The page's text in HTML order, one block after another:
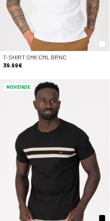
T-SHIRT SMK CML BRNC
39.99€
NOVIDADE